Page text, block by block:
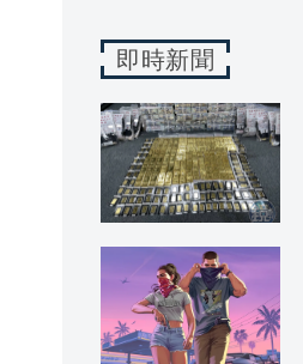
即時新聞